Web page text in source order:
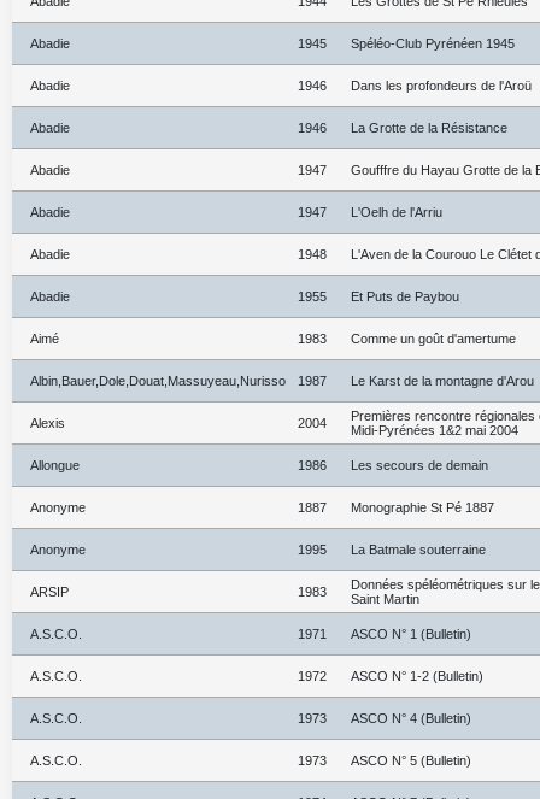
Abadie 1945 Spéléo-Club Pyrénéen 1945
Abadie 1946 Dans les profondeurs de l'Aroü
Abadie 1946 La Grotte de la Résistance
Abadie 1947 Goufffre du Hayau Grotte de la
Abadie 1947 L'Oelh de l'Arriu
Abadie 1948 L'Aven de la Courouo Le Clétet
Abadie 1955 Et Puts de Paybou
Aimé 1983 Comme un goût d'amertume
Albin,Bauer,Dole,Douat,Massuyeau,Nurisso 1987 Le Karst de la montagne d'Arou
Alexis 2004
Premières rencontre
Midi-Pyrénées 1&2 mai 2004
Allongue 1986 Les secours de demain
Anonyme 1887 Monographie St Pé 1887
Anonyme 1995 La Batmale souterraine
ARSIP 1983
Données spéléométriques sur
Saint Martin
A.S.C.O. 1971 ASCO N° 1 (Bulletin)
A.S.C.O. 1972 ASCO N° 1-2 (Bulletin)
A.S.C.O. 1973 ASCO N° 4 (Bulletin)
A.S.C.O. 1973 ASCO N° 5 (Bulletin)